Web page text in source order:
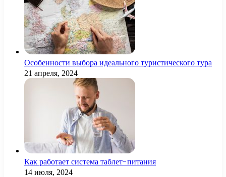
Особенности выбора идеального туристического тура
21 апреля, 2024
Как работает система таблет-питания
14 июля, 2024